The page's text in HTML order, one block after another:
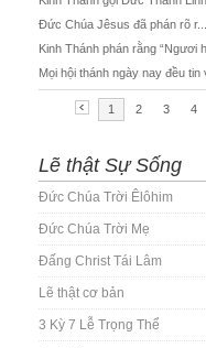
Lẽ thật Sự Sống
Đức Chúa Trời Êlôhim
Đức Chúa Trời Mẹ
Đấng Christ Tái Lâm
Lẽ thật cơ bản
3 Kỳ 7 Lễ Trọng Thể